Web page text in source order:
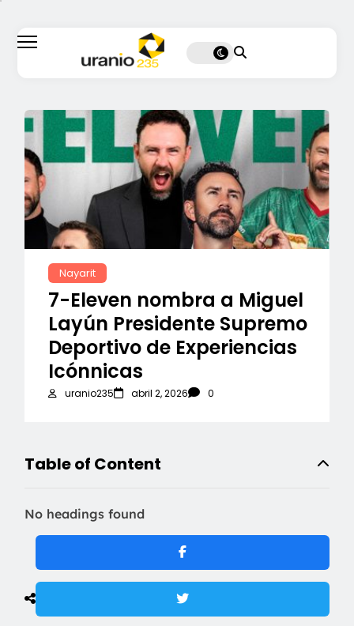
Nayarit
7-Eleven nombra a Miguel
Layún Presidente Supremo
Deportivo de Experiencias
Icónnicas
uranio235 abril 2, 2026 0
Table of Content
No headings found